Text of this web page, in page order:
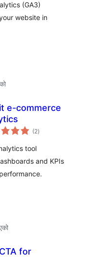
(GA3)
website in
e-commerce
(2कुल
रेटिङ्गहरू
)
tool
and KPIs
for